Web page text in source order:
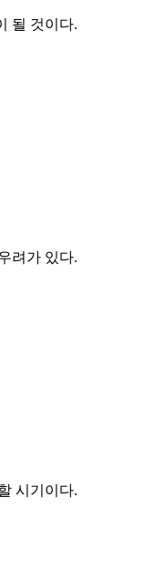
될 것이다.
려가 있다.
시기이다.